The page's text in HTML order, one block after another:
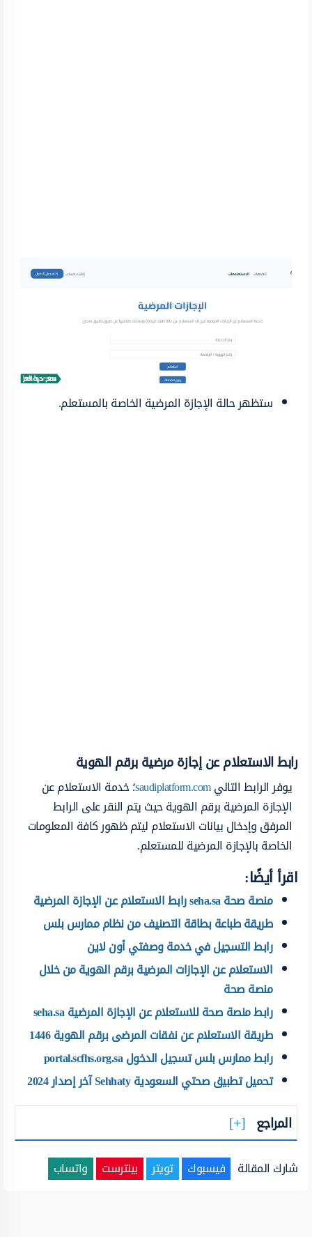
ستظهر حالة الإجازة المرضية الخاصة بالمستعلم.
رابط الاستعلام عن إجازة مرضية برقم الهوية
يوفر الرابط التاليsaudiplatform.com؛ خدمة الاستعلام عن
الإجازة المرضية برقم الهوية حيث يتم النقر على الرابط
المرفق وإدخال بيانات الاستعلام ليتم ظهور كافة المعلومات
الخاصة بالإجازة المرضية للمستعلم.
اقرأ أيضًا:
منصة صحة seha.sa رابط الاستعلام عن الإجازة المرضية
طريقة طباعة بطاقة التصنيف من نظام ممارس بلس
رابط التسجيل في خدمة وصفتي أون لاين
الاستعلام عن الإجازات المرضية برقم الهوية من خلال
منصة صحة
رابط منصة صحة للاستعلام عن الإجازة المرضية seha.sa
طريقة الاستعلام عن نفقات المرضى برقم الهوية 1446
رابط ممارس بلس تسجيل الدخول portal.scfhs.org.sa
تحميل تطبيق صحتي السعودية Sehhaty آخر إصدار 2024
المراجع
شارك المقالة فيسبوك تويتر بينترست واتساب